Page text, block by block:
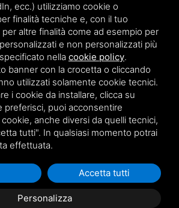
Privacy policy
Terms of Service
di Google.
ecc.) utilizziamo cookie o
finalità tecniche e, con il tuo
altre finalità come ad esempio per
e non personalizzati più
nella cookie policy.
banner con la crocetta o cliccando
utilizzati solamente cookie tecnici.
i cookie da installare, clicca su
preferisci, puoi acconsentire
anche diversi da quelli tecnici,
tutti". In qualsiasi momento potrai
effettuata.
Personalizza
Accetta tutti